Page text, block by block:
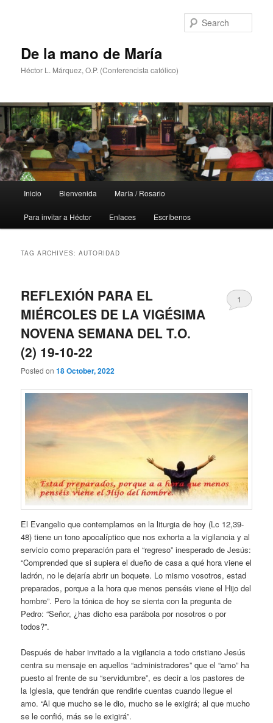
De la mano de María
Héctor L. Márquez, O.P. (Conferencista católico)
Inicio Bienvenida María / Rosario
Para invitar a Héctor Enlaces Escríbenos
TAG ARCHIVES:AUTORIDAD
REFLEXIÓN PARA EL
MIÉRCOLES DE LA VIGÉSIMA
NOVENA SEMANA DEL T.O.
(2) 19-10-22
Posted on18 October, 2022
1
El Evangelio que contemplamos en la liturgia de hoy (Lc 12,39-
48) tiene un tono apocalíptico que nos exhorta a la vigilancia y al
servicio como preparación para el “regreso” inesperado de Jesús:
“Comprended que si supiera el dueño de casa a qué hora viene el
ladrón, no le dejaría abrir un boquete. Lo mismo vosotros, estad
preparados, porque a la hora que menos penséis viene el Hijo del
hombre”. Pero la tónica de hoy se sienta con la pregunta de
Pedro: “Señor, ¿has dicho esa parábola por nosotros o por
todos?”.
Después de haber invitado a la vigilancia a todo cristiano Jesús
centra su mensaje en aquellos “administradores” que el “amo” ha
puesto al frente de su “servidumbre”, es decir a los pastores de
la Iglesia, que tendrán que rendirle cuentas cuando llegue el
amo. “Al que mucho se le dio, mucho se le exigirá; al que mucho
se le confió, más se le exigirá”.